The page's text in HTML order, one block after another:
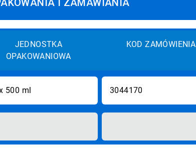
I ZAMAWIANIA
JEDNOSTKA
OPAKOWANIOWA
KOD ZAMÓWIENIA
500 ml 3044170